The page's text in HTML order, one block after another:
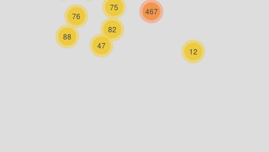
CONNECTEZ-VOUS
XC Rando - VTTAE
76
82
12
467
47
75
88